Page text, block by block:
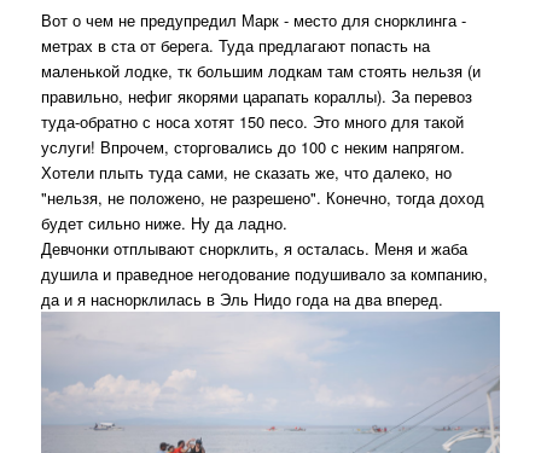
Вот о чем не предупредил Марк - место для снорклинга -
метрах в ста от берега. Туда предлагают попасть на
маленькой лодке, тк большим лодкам там стоять нельзя (и
правильно, нефиг якорями царапать кораллы). За перевоз
туда-обратно с носа хотят 150 песо. Это много для такой
услуги! Впрочем, сторговались до 100 с неким напрягом.
Хотели плыть туда сами, не сказать же, что далеко, но
"нельзя, не положено, не разрешено". Конечно, тогда доход
будет сильно ниже. Ну да ладно.
Девчонки отплывают снорклить, я осталась. Меня и жаба
душила и праведное негодование подушивало за компанию,
да и я наснорклилась в Эль Нидо года на два вперед.